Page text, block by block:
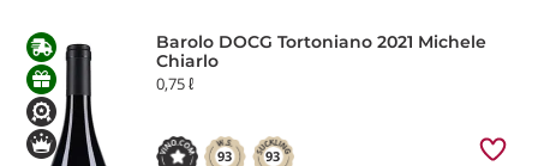
Barolo DOCG Tortoniano 2021 Michele
Chiarlo
0,75 ℓ
93 93